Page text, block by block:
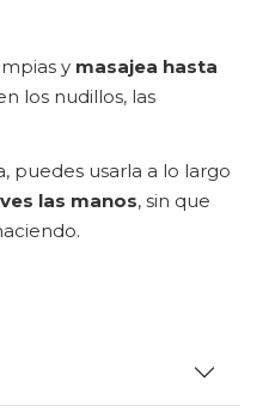
y masajea hasta
los nudillos, las
puedes usarla a lo largo
las manos, sin que